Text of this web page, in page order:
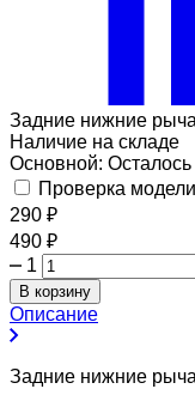
Задние нижние
Наличие на складе
Основной: Осталось
Проверка
290 ₽
490 ₽
1
В корзину
Описание
Задние нижние